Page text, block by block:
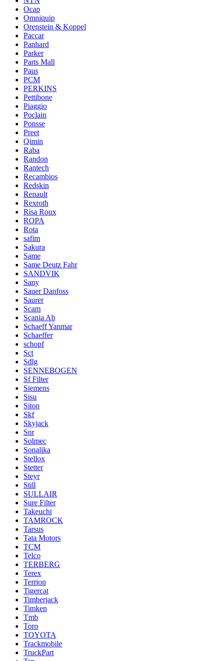
Ocap
Omniquip
Orenstein & Koppel
Paccar
Panhard
Parker
Parts Mall
Paus
PCM
PERKINS
Pettibone
Piaggio
Poclain
Ponsse
Preet
Qimin
Raba
Randon
Rantech
Recambios
Redskin
Renault
Rexroth
Risa Roux
ROPA
Rota
safim
Sakura
Same
Same Deutz Fahr
SANDVIK
Sany
Sauer Danfoss
Saurer
Scam
Scania Ab
Schaeff Yanmar
Schaeffer
schopf
Sct
Sdlg
SENNEBOGEN
Sf Filter
Siemens
Sisu
Siton
Skf
Skyjack
Snr
Solmec
Sonalika
Stellox
Stetter
Steyr
Still
SULLAIR
Sure Filter
Takeuchi
TAMROCK
Tarsus
Tata Motors
TCM
Telco
TERBERG
Terex
Terrion
Tigercat
Timberjack
Timken
Tmb
Toro
TOYOTA
Trackmobile
TruckPart